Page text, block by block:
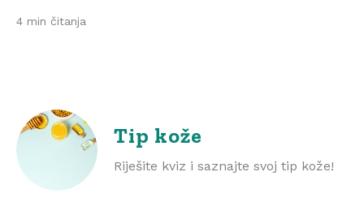
4 min čitanja
Tip kože
Riješite kviz i saznajte svoj tip kože!